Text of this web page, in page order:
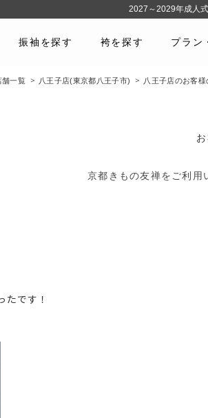
振袖を探す 袴を探す プラン
舗一覧 八王子店(東京都八王子市) 八王子店のお客様
京都きもの友禅をご利用
たです！
2027～2029年成人